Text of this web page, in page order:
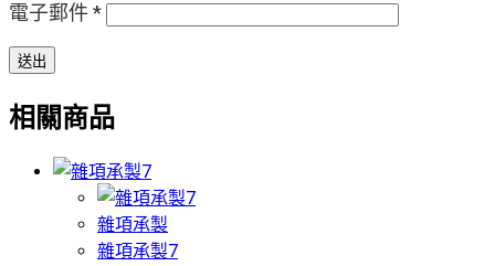
電子郵件*
相關商品
雜項承製
雜項承製7